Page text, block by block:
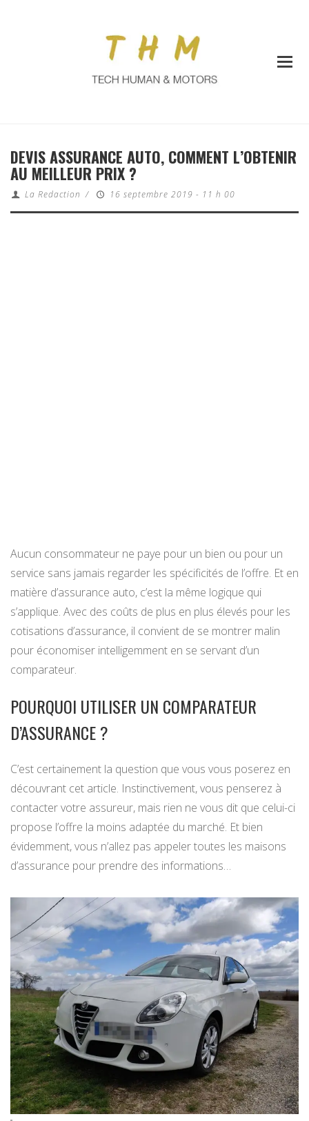
DEVIS ASSURANCE AUTO, COMMENT L’OBTENIR
AU MEILLEUR PRIX ?
La Redaction / 16 septembre 2019 - 11 h 00
Aucun consommateur ne paye pour un bien ou pour un
service sans jamais regarder les spécificités de l’offre. Et en
matière d’assurance auto, c’est la même logique qui
s’applique. Avec des coûts de plus en plus élevés pour les
cotisations d’assurance, il convient de se montrer malin
pour économiser intelligemment en se servant d’un
comparateur.
POURQUOI UTILISER UN COMPARATEUR
D’ASSURANCE ?
C’est certainement la question que vous vous poserez en
découvrant cet article. Instinctivement, vous penserez à
contacter votre assureur, mais rien ne vous dit que celui-ci
propose l’offre la moins adaptée du marché. Et bien
évidemment, vous n’allez pas appeler toutes les maisons
d’assurance pour prendre des informations…